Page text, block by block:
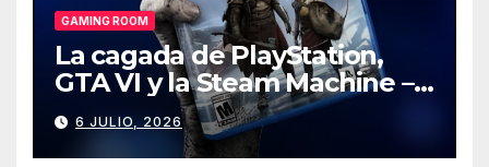
GAMING ROOM
La cagada de PlayStation,
GTA VI y la Steam Machine –
Gaming Room #130
6 JULIO, 2026